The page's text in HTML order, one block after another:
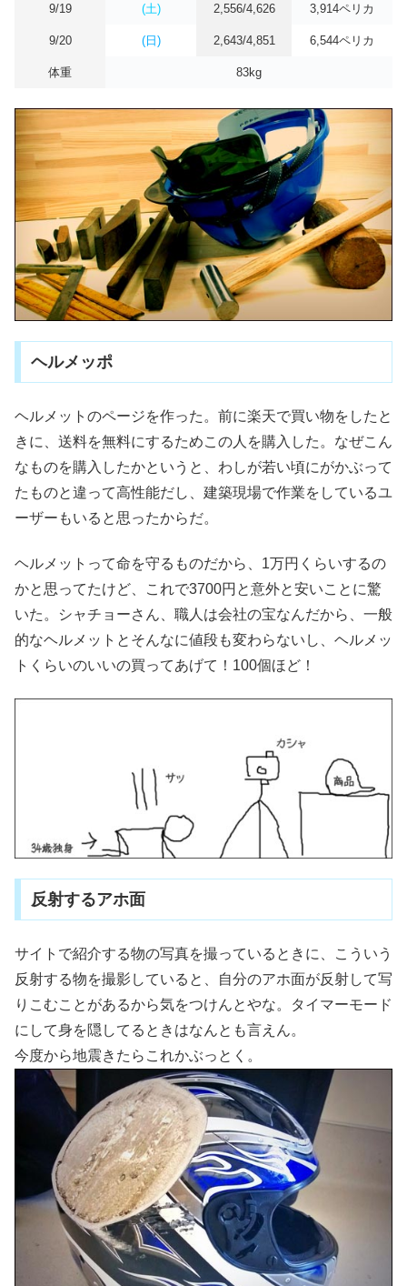
9/19 (土) 2,556/4,626 3,914ペリカ
9/20 (日) 2,643/4,851 6,544ペリカ
体重 83kg
ヘルメッポ
ヘルメットのページを作った。前に楽天で買い物をしたと
きに、送料を無料にするためこの人を購入した。なぜこん
なものを購入したかというと、わしが若い頃にがかぶって
たものと違って高性能だし、建築現場で作業をしているユ
ーザーもいると思ったからだ。
ヘルメットって命を守るものだから、1万円くらいするの
かと思ってたけど、これで3700円と意外と安いことに驚
いた。シャチョーさん、職人は会社の宝なんだから、一般
的なヘルメットとそんなに値段も変わらないし、ヘルメッ
トくらいのいいの買ってあげて！100個ほど！
反射するアホ面
サイトで紹介する物の写真を撮っているときに、こういう
反射する物を撮影していると、自分のアホ面が反射して写
りこむことがあるから気をつけんとやな。タイマーモード
にして身を隠してるときはなんとも言えん。
今度から地震きたらこれかぶっとく。